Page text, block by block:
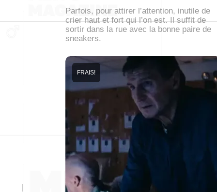
Parfois, pour attirer l’attention, inutile de
crier haut et fort qui l’on est. Il suffit de
sortir dans la rue avec la bonne paire de
sneakers.
FRAIS!